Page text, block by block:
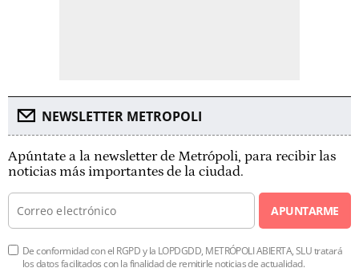
NEWSLETTER METROPOLI
Apúntate a la newsletter de Metrópoli, para recibir las
noticias más importantes de la ciudad.
APUNTARME
De conformidad con el RGPD y la LOPDGDD, METRÓPOLI ABIERTA, SLU tratará
los datos facilitados con la finalidad de remitirle noticias de actualidad.